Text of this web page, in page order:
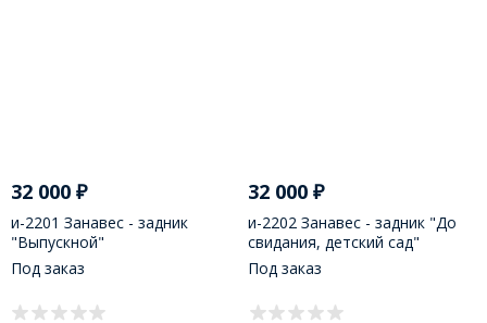
32 000 ₽
и-2201 Занавес - задник
"Выпускной"
Под заказ
32 000₽
и-2202 Занавес - задник "До
свидания, детский сад"
Под заказ